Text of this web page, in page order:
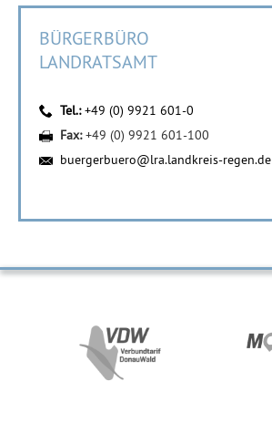
BÜRGERBÜRO
LANDRATSAMT
Tel.:+49 (0) 9921 601-0
Fax:+49 (0) 9921 601-100
buergerbuero@lra.landkreis-regen.de